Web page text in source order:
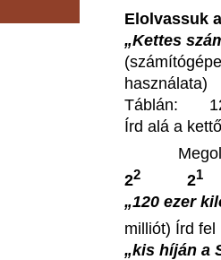
Elolvassuk
„Kettes
(
használata)
Táblán:
Írd alá a kettő
22 2
„120 ezer
milliót) Írd fel
„kis híján a